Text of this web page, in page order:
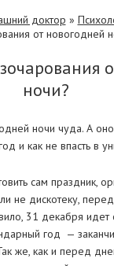
доктор »
от новогодней
ночи?
ночи чуда. А
и как не впасть в
сам праздник,
не дискотеку,
31 декабря идет
год —
же, как и перед